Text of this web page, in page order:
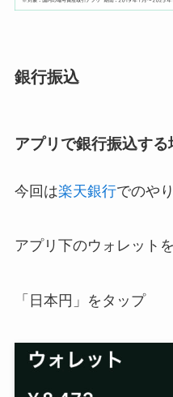
銀行振込
アプリで銀行振込する
今回は楽天銀行でのや
アプリ下のウォレット
「日本円」をタップ